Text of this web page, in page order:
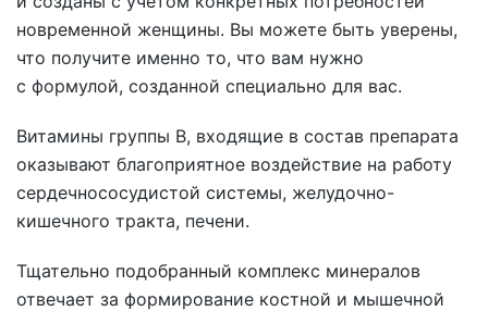
новременной женщины. Вы можете быть уверены,
что получите именно то, что вам нужно
с формулой, созданной специально для вас.
Витамины группы В, входящие в состав препарата
оказывают благоприятное воздействие на работу
сердечнососудистой системы, желудочно-
кишечного тракта, печени.
Тщательно подобранный комплекс минералов
отвечает за формирование костной и мышечной